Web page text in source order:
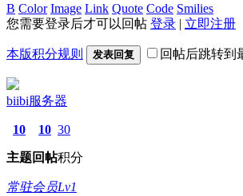
B Color Image Link Quote Code Smilies
您需要登录后才可以回帖 登录 | 立即注册
本版积分规则 发表回复 回帖后跳转到
biibi服务器
10
主题
10
回帖
30
积分
常驻会员Lv1